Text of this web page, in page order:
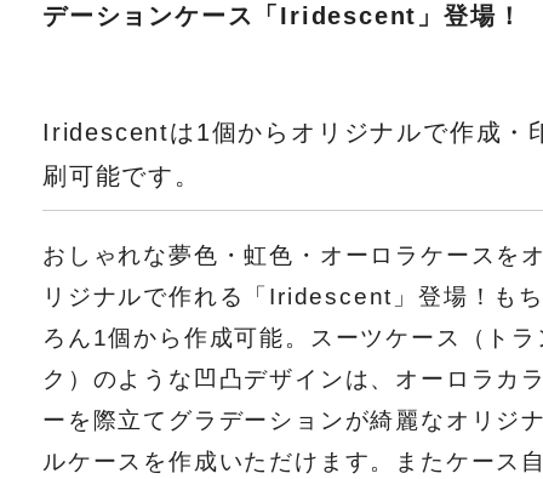
デーションケース「Iridescent」登場！
Iridescentは1個からオリジナルで作成・
刷可能です。
おしゃれな夢色・虹色・オーロラケースを
リジナルで作れる「Iridescent」登場！もち
ろん1個から作成可能。スーツケース（トラ
ク）のような凹凸デザインは、オーロラカ
ーを際立てグラデーションが綺麗なオリジ
ルケースを作成いただけます。またケース